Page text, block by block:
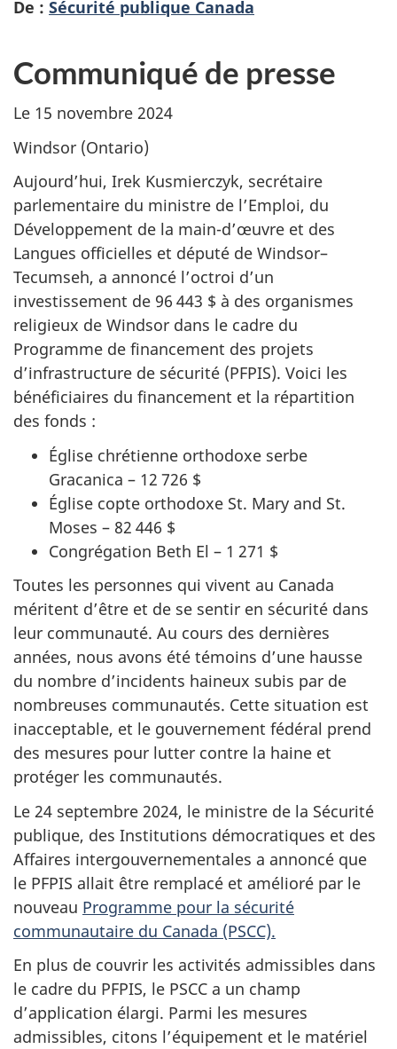
De : Sécurité publique Canada
Communiqué de presse
Le 15 novembre 2024
Windsor (Ontario)
Aujourd’hui, Irek Kusmierczyk, secrétaire
parlementaire du ministre de l’Emploi, du
Développement de la main-d’œuvre et des
Langues officielles et député de Windsor–
Tecumseh, a annoncé l’octroi d’un
investissement de 96 443 $ à des organismes
religieux de Windsor dans le cadre du
Programme de financement des projets
d’infrastructure de sécurité (PFPIS). Voici les
bénéficiaires du financement et la répartition
des fonds :
Église chrétienne orthodoxe serbe
Gracanica – 12 726 $
Église copte orthodoxe St. Mary and St.
Moses – 82 446 $
Congrégation Beth El – 1 271 $
Toutes les personnes qui vivent au Canada
méritent d’être et de se sentir en sécurité dans
leur communauté. Au cours des dernières
années, nous avons été témoins d’une hausse
du nombre d’incidents haineux subis par de
nombreuses communautés. Cette situation est
inacceptable, et le gouvernement fédéral prend
des mesures pour lutter contre la haine et
protéger les communautés.
Le 24 septembre 2024, le ministre de la Sécurité
publique, des Institutions démocratiques et des
Affaires intergouvernementales a annoncé que
le PFPIS allait être remplacé et amélioré par le
nouveau Programme pour la sécurité
communautaire du Canada (PSCC).
En plus de couvrir les activités admissibles dans
le cadre du PFPIS, le PSCC a un champ
d’application élargi. Parmi les mesures
admissibles, citons l’équipement et le matériel